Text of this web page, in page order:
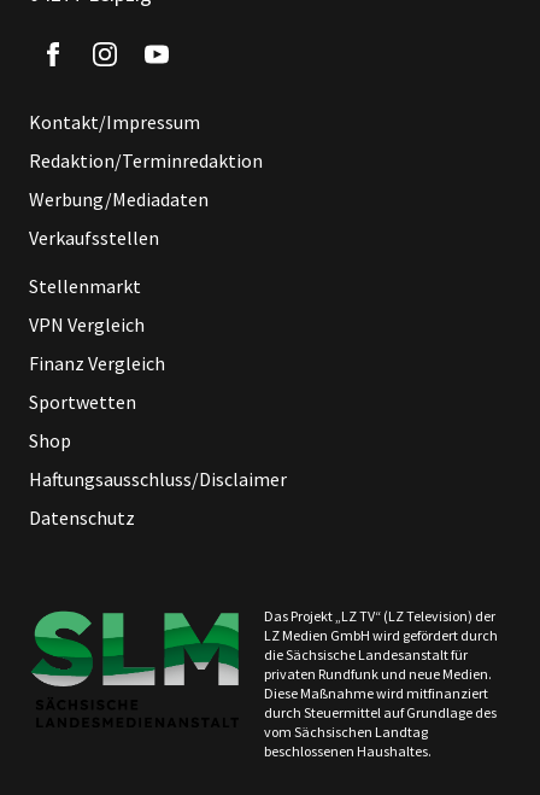
Kontakt/Impressum
Redaktion/Terminredaktion
Werbung/Mediadaten
Verkaufsstellen
Stellenmarkt
VPN Vergleich
Finanz Vergleich
Sportwetten
Shop
Haftungsausschluss/Disclaimer
Datenschutz
Das Projekt „LZ TV“ (LZ Television) der
LZ Medien GmbH wird gefördert durch
die Sächsische Landesanstalt für
privaten Rundfunk und neue Medien.
Diese Maßnahme wird mitfinanziert
durch Steuermittel auf Grundlage des
vom Sächsischen Landtag
beschlossenen Haushaltes.